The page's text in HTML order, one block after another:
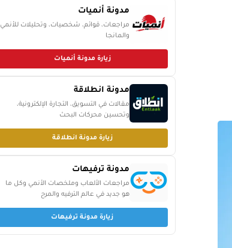
مدونة أنميات
مراجعات، قوائم، شخصيات، وتحليلات للأنمي
والمانجا
زيارة مدونة أنميات
مدونة انطلاقة
مقالات في التسويق، التجارة الإلكترونية،
وتحسين محركات البحث
زيارة مدونة انطلاقة
مدونة ترفيهات
مراجعات الألعاب وملخصات الأنمي وكل ما
هو جديد في عالم الترفيه والمرح
زيارة مدونة ترفيهات